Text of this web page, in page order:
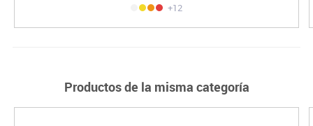
+12
Productos de la misma categoría